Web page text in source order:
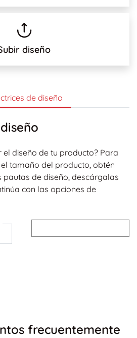
diseño
de diseño
el diseño de tu producto? Para
tamaño del producto, obtén
pautas de diseño, descárgalas
con las opciones de
frecuentemente